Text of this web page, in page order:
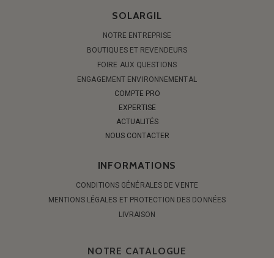
SOLARGIL
NOTRE ENTREPRISE
BOUTIQUES ET REVENDEURS
FOIRE AUX QUESTIONS
ENGAGEMENT ENVIRONNEMENTAL
COMPTE PRO
EXPERTISE
ACTUALITÉS
NOUS CONTACTER
INFORMATIONS
CONDITIONS GÉNÉRALES DE VENTE
MENTIONS LÉGALES ET PROTECTION DES DONNÉES
LIVRAISON
NOTRE CATALOGUE